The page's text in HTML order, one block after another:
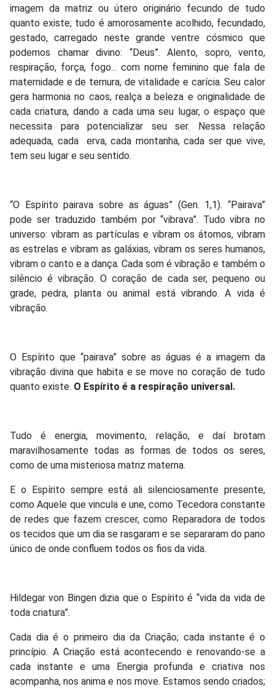
imagem da matriz ou útero originário fecundo de tudo
quanto existe; tudo é amorosamente acolhido, fecundado,
gestado, carregado neste grande ventre cósmico que
podemos chamar divino: “Deus”. Alento, sopro, vento,
respiração, força, fogo... com nome feminino que fala de
maternidade e de ternura, de vitalidade e carícia. Seu calor
gera harmonia no caos, realça a beleza e originalidade de
cada criatura, dando a cada uma seu lugar, o espaço que
necessita para potencializar seu ser. Nessa relação
adequada, cada erva, cada montanha, cada ser que vive,
tem seu lugar e seu sentido.
“O Espírito pairava sobre as águas” (Gen. 1,1). “Pairava”
pode ser traduzido também por “vibrava”. Tudo vibra no
universo: vibram as partículas e vibram os átomos, vibram
as estrelas e vibram as galáxias, vibram os seres humanos,
vibram o canto e a dança. Cada som é vibração e também o
silêncio é vibração. O coração de cada ser, pequeno ou
grade, pedra, planta ou animal está vibrando. A vida é
vibração.
O Espírito que “pairava” sobre as águas é a imagem da
vibração divina que habita e se move no coração de tudo
quanto existe. O Espírito é a respiração universal.
Tudo é energia, movimento, relação, e daí brotam
maravilhosamente todas as formas de todos os seres,
como de uma misteriosa matriz materna.
E o Espírito sempre está ali silenciosamente presente,
como Aquele que vincula e une, como Tecedora constante
de redes que fazem crescer, como Reparadora de todos
os tecidos que um dia se rasgaram e se separaram do pano
único de onde confluem todos os fios da vida.
Hildegar von Bingen dizia que o Espírito é “vida da vida de
toda criatura”.
Cada dia é o primeiro dia da Criação; cada instante é o
princípio. A Criação está acontecendo e renovando-se a
cada instante e uma Energia profunda e criativa nos
acompanha, nos anima e nos move. Estamos sendo criados;